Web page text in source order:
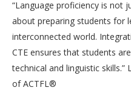
“Language proficiency is not
about preparing students for
interconnected world.
CTE ensures that students
technical and linguistic
of ACTFL®